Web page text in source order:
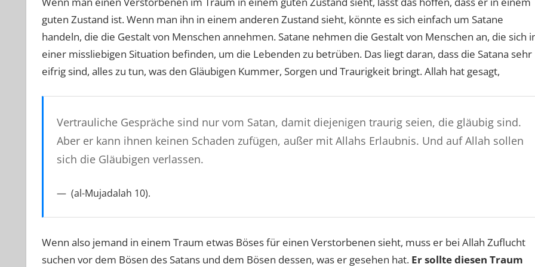
guten Zustand ist. Wenn man ihn in einem anderen Zustand sieht, könnte es sich einfach um Satane
handeln, die die Gestalt von Menschen annehmen. Satane nehmen die Gestalt von Menschen an, die sich
einer missliebigen Situation befinden, um die Lebenden zu betrüben. Das liegt daran, dass die Satana sehr
eifrig sind, alles zu tun, was den Gläubigen Kummer, Sorgen und Traurigkeit bringt. Allah hat gesagt,
Vertrauliche Gespräche sind nur vom Satan, damit diejenigen traurig seien, die gläubig sind.
Aber er kann ihnen keinen Schaden zufügen, außer mit Allahs Erlaubnis. Und auf Allah sollen
sich die Gläubigen verlassen.
(al-Mujadalah 10).
Wenn also jemand in einem Traum etwas Böses für einen Verstorbenen sieht, muss er bei Allah Zuflucht
suchen vor dem Bösen des Satans und dem Bösen dessen, was er gesehen hat. Er sollte diesen Traum